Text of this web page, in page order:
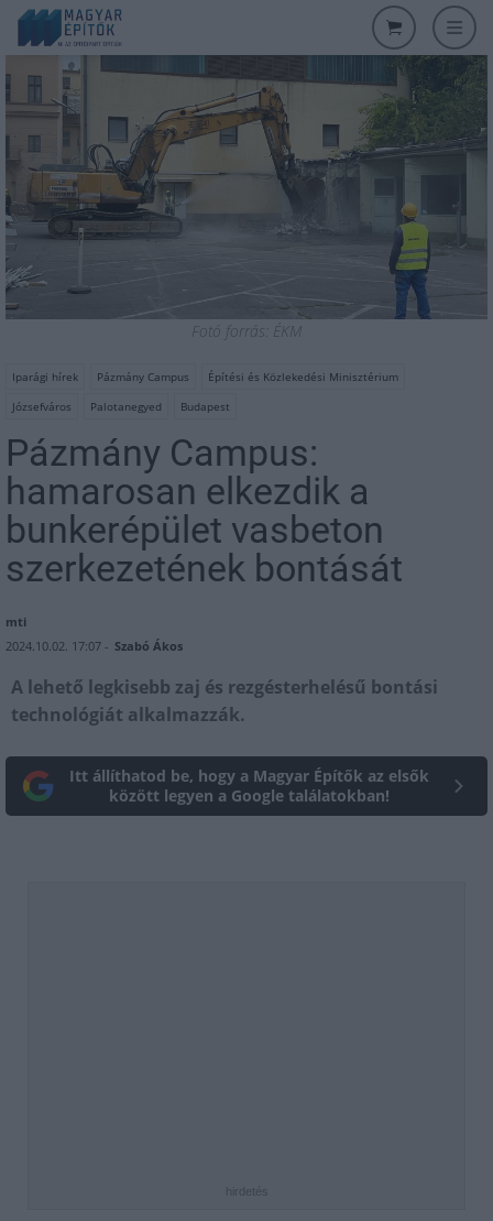
Fotó forrás: ÉKM
Iparági hírek Pázmány Campus
Építési és Közlekedési Minisztérium
Józsefváros
Palotanegyed Budapest
Pázmány Campus:
hamarosan elkezdik a
bunkerépület vasbeton
szerkezetének bontását
mti
2024.10.02. 17:07 - Szabó Ákos
A lehető legkisebb zaj és rezgésterhelésű bontási
technológiát alkalmazzák.
Itt állíthatod be, hogy a Magyar Építők az elsők
között legyen a Google találatokban!
hirdetés